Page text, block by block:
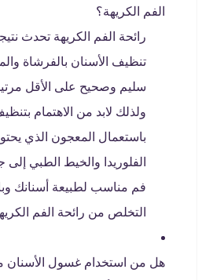
الفم الكريهة؟
رائحة الفم الكريهة تحدث
تنظيف الأسنان بالفرشاة
سليم وصحيح على الأقل
ولذلك لابد من الاهتمام
باستعمال المعجون الذي
الفلوريدا والخيط الطبي
فم مناسب لطبيعة أسنانك
التخلص من رائحة الفم
هل من استخدام غسول الأسنان